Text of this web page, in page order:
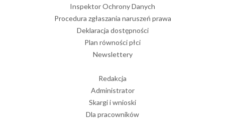
Inspektor Ochrony Danych
Procedura zgłaszania naruszeń prawa
Deklaracja dostępności
Plan równości płci
Newslettery
Redakcja
Administrator
Skargi i wnioski
Dla pracowników